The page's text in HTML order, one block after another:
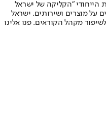
הייחודי "הקליקה של ישראל
על מוצרים ושירותים. ישראל
מקהל הקוראים. פנו אלינו